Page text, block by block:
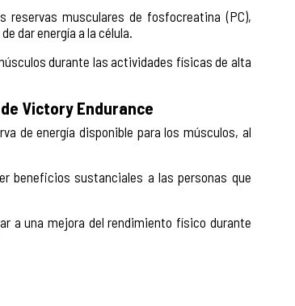
musculares de fosfocreatina (PC),
dar energía a la célula.
durante las actividades físicas de alta
Victory Endurance
de energía disponible para los músculos, al
beneficios sustanciales a las personas que
a una mejora del rendimiento físico durante